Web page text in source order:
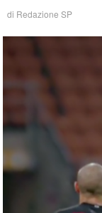
di Redazione SP